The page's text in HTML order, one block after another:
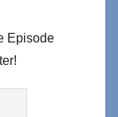
Episode